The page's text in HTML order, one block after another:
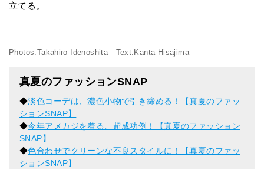
立てる。
Photos:Takahiro Idenoshita Text:Kanta Hisajima
真夏のファッションSNAP
◆淡色コーデは、濃色小物で引き締める！【真夏のファッ
ションSNAP】
◆今年アメカジを着る、超成功例！【真夏のファッション
SNAP】
◆色合わせでクリーンな不良スタイルに！【真夏のファッ
ションSNAP】